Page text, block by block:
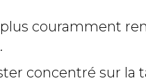
couramment
concentré sur la